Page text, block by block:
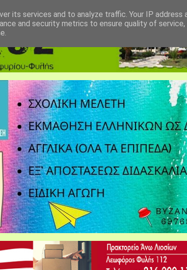
its services and to analyze traffic. Your IP address
and security metrics to ensure quality of service,